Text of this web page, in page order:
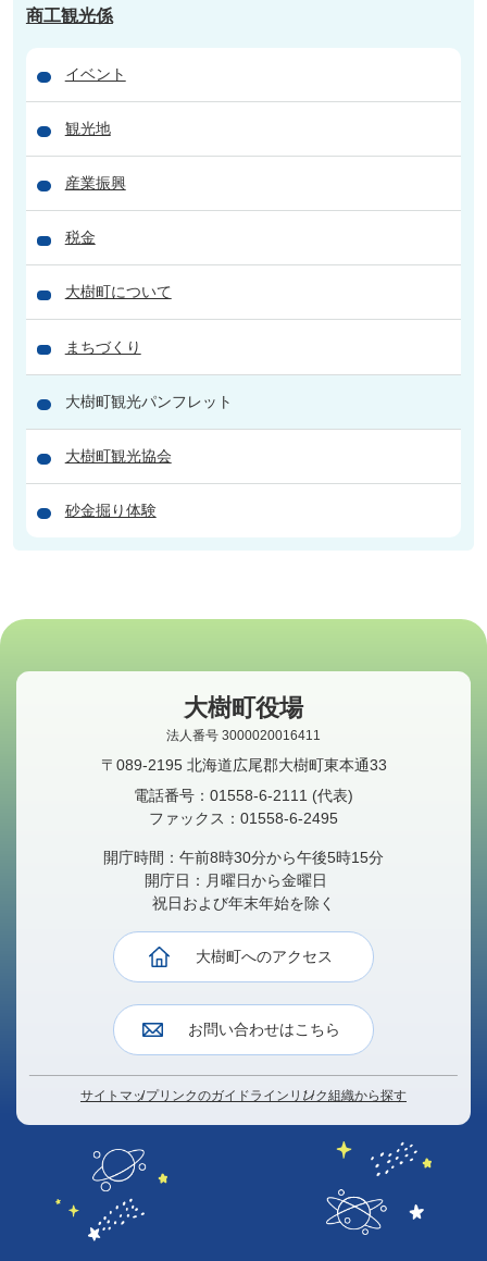
商工観光係
イベント
観光地
産業振興
税金
大樹町について
まちづくり
大樹町観光パンフレット
大樹町観光協会
砂金掘り体験
大樹町役場
法人番号 3000020016411
〒089-2195 北海道広尾郡大樹町東本通33
電話番号： 01558-6-2111 (代表)
ファックス： 01558-6-2495
開庁時間：午前8時30分から午後5時15分
開庁日：月曜日から金曜日
祝日および年末年始を除く
大樹町へのアクセス
お問い合わせはこちら
サイトマップリンクのガイドライン リンク組織から探す